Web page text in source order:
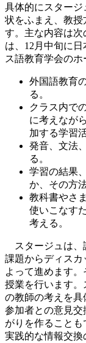
具体的にスタージ
状をふまえ、教授
す。主な内容は
は、12月中旬に
ス語教育学会のホ
外国語教育
る。
クラス内で
に考えなが
加する学習
発音、文法
る。
学習の結果
か、その方
教科書やさ
使いこなす
考える。
スタージュは、
課題からディスカ
よって進めます
授業を行います
の教師の考えを
参加者との意見
がりを作ることも
実践的な情報交換